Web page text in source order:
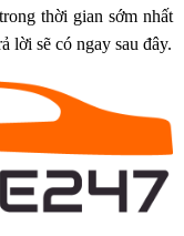
thời gian sớm nhất
lời sẽ có ngay sau đây.